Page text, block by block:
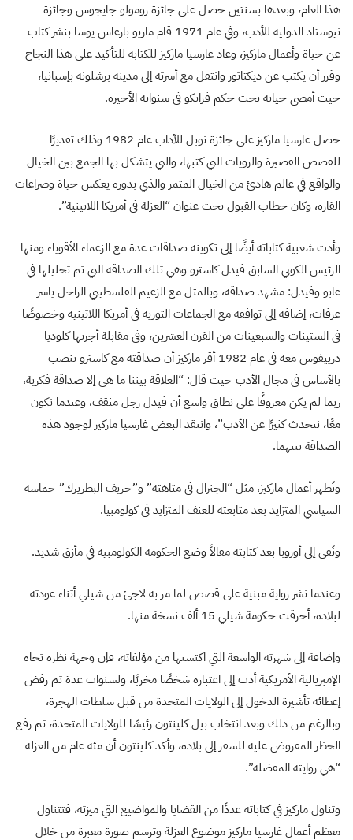
هذا العام، وبعدها بسنتين حصل على جائزة رومولو جايجوس وجائزة
نيوستاد الدولية للأدب، وفي عام 1971 قام ماريو بارغاس يوسا بنشر كتاب
عن حياة وأعمال ماركيز، وعاد غارسيا ماركيز للكتابة للتأكيد على هذا النجاح
وقرر أن يكتب عن ديكتاتور وانتقل مع أسرته إلى مدينة برشلونة بإسبانيا،
حيث أمضى حياته تحت حكم فرانكو في سنواته الأخيرة.
حصل غارسيا ماركيز على جائزة نوبل للآداب عام 1982 وذلك تقديرًا
للقصص القصيرة والرويات التي كتبها، والتي يتشكل بها الجمع بين الخيال
والواقع في عالم هادئ من الخيال المثمر والذي بدوره يعكس حياة وصراعات
القارة، وكان خطاب القبول تحت عنوان “العزلة في أمريكا اللاتينية”.
وأدت شعبية كتاباته أيضًا إلى تكوينه صداقات عدة مع الزعماء الأقوياء ومنها
الرئيس الكوبي السابق فيدل كاسترو وهي تلك الصداقة التي تم تحليلها في
غابو وفيدل: مشهد صداقة، وبالمثل مع الزعيم الفلسطيني الراحل ياسر
عرفات، إضافة إلى توافقه مع الجماعات الثورية في أمريكا اللاتينية وخصوصًا
في الستينات والسبعينات من القرن العشرين، وفي مقابلة أجرتها كلوديا
درييفوس معه في عام 1982 أقر ماركيز أن صداقته مع كاسترو تنصب
بالأساس في مجال الأدب حيث قال: “العلاقة بيننا ما هي إلا صداقة فكرية،
ربما لم يكن معروفًا على نطاق واسع أن فيدل رجل مثقف، وعندما نكون
معًا، نتحدث كثيرًا عن الأدب”، وانتقد البعض غارسيا ماركيز لوجود هذه
الصداقة بينهما.
وتُظهر أعمال ماركيز، مثل “الجنرال في متاهته” و”خريف البطريرك” حماسه
السياسي المتزايد بعد متابعته للعنف المتزايد في كولومبيا.
ونُفى إلى أوروبا بعد كتابته مقالاً وضع الحكومة الكولومبية في مأزق شديد.
وعندما نشر رواية مبنية على قصص لما مر به لاجئ من شيلي أثناء عودته
لبلاده، أحرقت حكومة شيلي 15 ألف نسخة منها.
وإضافة إلى شهرته الواسعة التي اكتسبها من مؤلفاته، فإن وجهة نظره تجاه
الإمبريالية الأمريكية أدت إلى اعتباره شخصًا مخربًا، ولسنوات عدة تم رفض
إعطائه تأشيرة الدخول إلى الولايات المتحدة من قبل سلطات الهجرة،
وبالرغم من ذلك وبعد انتخاب بيل كلينتون رئيسًا للولايات المتحدة، تم رفع
الحظر المفروض عليه للسفر إلى بلاده، وأكد كلينتون أن مئة عام من العزلة
“هي روايته المفضلة”.
وتناول ماركيز في كتاباته عددًا من القضايا والمواضيع التي ميزته، فتتناول
معظم أعمال غارسيا ماركيز موضوع العزلة وترسم صورة معبرة من خلال